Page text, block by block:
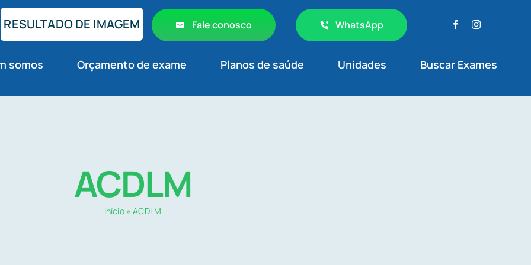
RESULTADO DE IMAGEM Fale conosco WhatsApp
somos Orçamento de exame Planos de saúde Unidades Buscar Exames
ACDLM
Início»ACDLM